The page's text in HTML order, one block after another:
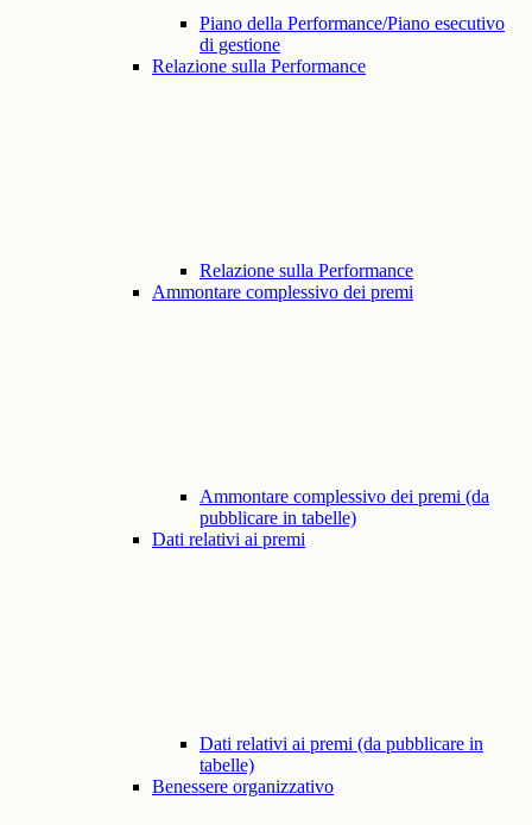
Piano della Performance/Piano esecutivo
di gestione
Relazione sulla Performance
Relazione sulla Performance
Ammontare complessivo dei premi
Ammontare complessivo dei premi (da
pubblicare in tabelle)
Dati relativi ai premi
Dati relativi ai premi (da pubblicare in
tabelle)
Benessere organizzativo